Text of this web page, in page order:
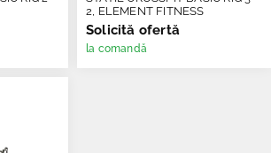
2, ELEMENT FITNESS
Solicită ofertă
la comandă